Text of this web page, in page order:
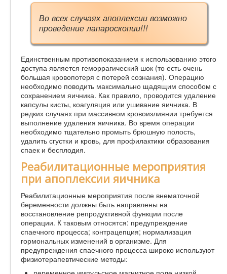
Во всех случаях апоплексии возможно
проведение лапароскопии!!!
Единственным противопоказанием к использованию этого
доступа является геморрагический шок (то есть очень
большая кровопотеря с потерей сознания). Операцию
необходимо поводить максимально щадящим способом с
сохранением яичника. Как правило, проводится удаление
капсулы кисты, коагуляция или ушивание яичника. В
редких случаях при массивном кровоизлиянии требуется
выполнение удаления яичника. Во время операции
необходимо тщательно промыть брюшную полость,
удалить сгустки и кровь, для профилактики образования
спаек и бесплодия.
Реабилитационные мероприятия
при апоплексии яичника
Реабилитационные мероприятия после внематочной
беременности должны быть направлены на
восстановление репродуктивной функции после
операции. К таковым относятся: предупреждение
спаечного процесса; контрацепция; нормализация
гормональных изменений в организме. Для
предупреждения спаечного процесса широко используют
физиотерапевтические методы: